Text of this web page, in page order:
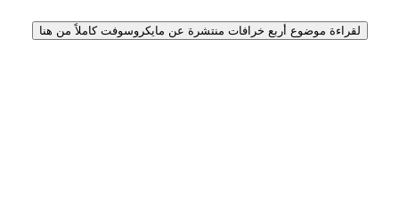
لقراءة موضوع أربع خرافات منتشرة عن مايكروسوفت كاملاً من هنا